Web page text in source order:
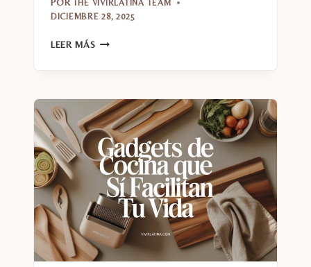
POR THE VIVIRLATINA TEAM
DICIEMBRE 28, 2025
LEER MÁS DESAYUNOS
FÁCILES
Y
RÁPIDOS